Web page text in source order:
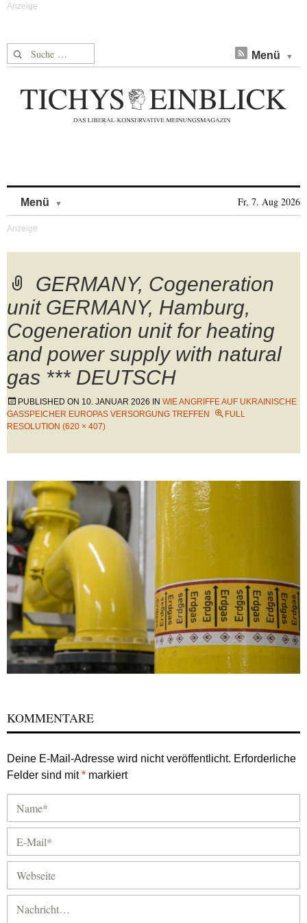
Suche nach: Menü
Menü Fr, 7. Aug 2026
GERMANY, Cogeneration
unit GERMANY, Hamburg,
Cogeneration unit for heating
and power supply with natural
gas *** DEUTSCH
PUBLISHED ON 10. JANUAR 2026 IN WIE ANGRIFFE AUF UKRAINISCHE
GASSPEICHER EUROPAS VERSORGUNG TREFFEN
FULL
RESOLUTION (620 × 407)
KOMMENTARE
Deine E-Mail-Adresse wird nicht veröffentlicht. Erforderliche
Felder sind mit* markiert